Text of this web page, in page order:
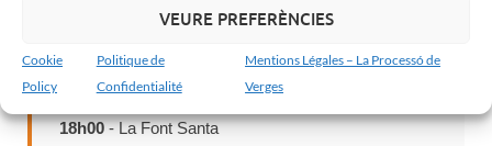
VEURE PREFERÈNCIES
Cookie
Policy
Politique de
Confidentialité
Mentions Légales – La Processó de
Verges
MESSE D’AUJOURD’HUI
Vendredi 7 Août
18h00- La Font Santa